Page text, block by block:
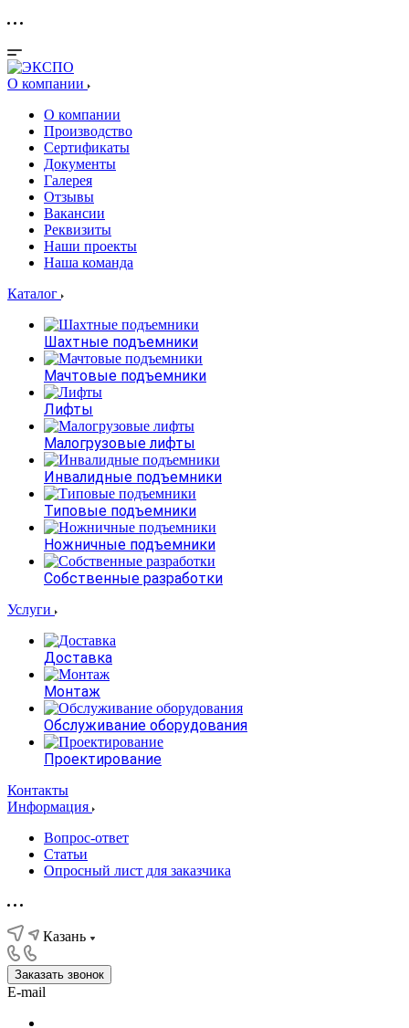
О компании
О компании
Производство
Сертификаты
Документы
Галерея
Отзывы
Вакансии
Реквизиты
Наши проекты
Наша команда
Каталог
Шахтные подъемники
Мачтовые подъемники
Лифты
Малогрузовые лифты
Инвалидные подъемники
Типовые подъемники
Ножничные подъемники
Собственные разработки
Услуги
Доставка
Монтаж
Обслуживание оборудования
Проектирование
Контакты
Информация
Вопрос-ответ
Статьи
Опросный лист для заказчика
Казань
Заказать звонок
E-mail